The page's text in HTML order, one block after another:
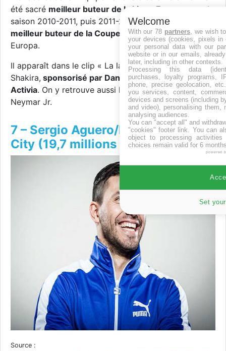
été sacré meilleur buteur de la Ligue Europe
pour la
saison 2010-2011, puis 2011-2012. il est également le
meilleur buteur de la Coupe de l'UEFAet de la Ligue
Europa.
Il apparaît dans le clip « La la la (Brazil 2014) » de
Shakira, sponsorisé par Danone et sa marque
Activia. On y retrouve aussi le joueur brésilien
Neymar Jr.
7 – Sergio Aguero/Manchester
City (19,7 millions d'euros)
Source :
Welcome
With our 78 partners, we wish
your devices (cookies, pixels
your personal data with our
website or in our emails,
later, including in other contexts.
Processing this data
purchases, loyalty programs,
phone, precise geolocation,
you services, content,
devices and screens (including
and video), personalising them,
analysing audiences.
You can "accept all" and
"cookies" footer link . You can
object to processing
choices remain valid for 6
powered
Set